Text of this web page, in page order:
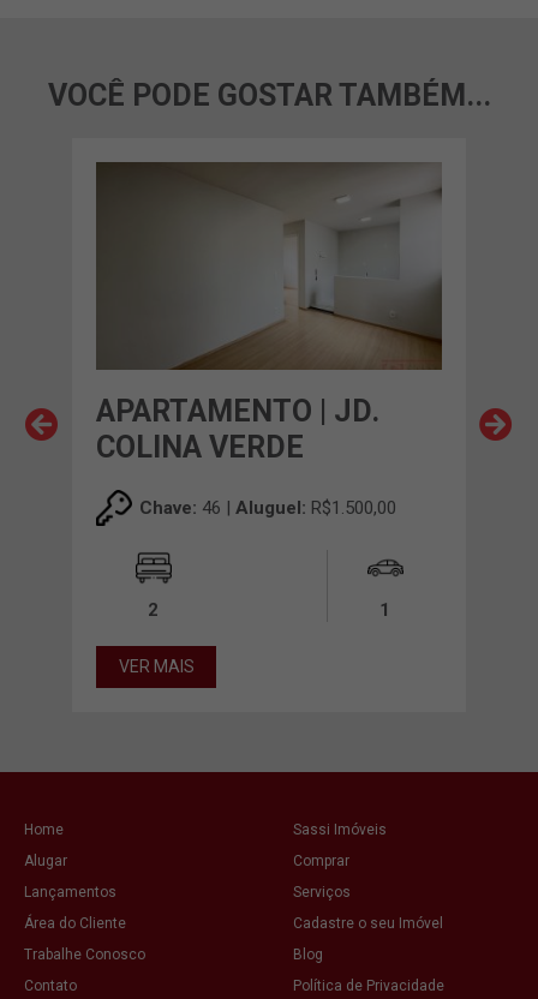
VOCÊ PODE GOSTAR TAMBÉM...
APARTAMENTO | JD.
COLINA VERDE
Chave: 46 | Aluguel: R$1.500,00
2 1
VER MAIS
Home
Sassi Imóveis
Alugar
Comprar
Lançamentos
Serviços
Área do Cliente
Cadastre o seu Imóvel
Trabalhe Conosco
Blog
Contato
Política de Privacidade